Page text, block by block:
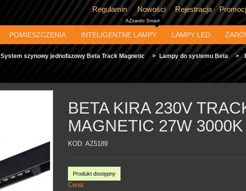
Regulamin Nowości Rejestracja
POMIESZCZENIA INTELIGENTNE LAMPY
AZzardo Smart
LAMPY LED
System szynowy jednofazowy Beta Track Magnetic > Lampy do systemu Beta >
BETA KIRA 230V
MAGNETIC 27W
KOD: AZ5189
Produkt dostępny
Cena: